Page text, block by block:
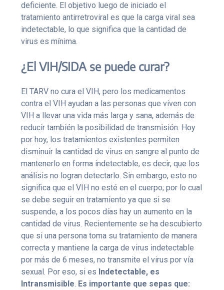
deficiente. El objetivo luego de iniciado el
tratamiento antirretroviral es que la carga viral sea
indetectable, lo que significa que la cantidad de
virus es mínima.
¿El VIH/SIDA se puede curar?
El TARV no cura el VIH, pero los medicamentos
contra el VIH ayudan a las personas que viven con
VIH a llevar una vida más larga y sana, además de
reducir también la posibilidad de transmisión. Hoy
por hoy, los tratamientos existentes permiten
disminuir la cantidad de virus en sangre al punto de
mantenerlo en forma indetectable, es decir, que los
análisis no logran detectarlo. Sin embargo, esto no
significa que el VIH no esté en el cuerpo; por lo cual
se debe seguir en tratamiento ya que si se
suspende, a los pocos días hay un aumento en la
cantidad de virus. Recientemente se ha descubierto
que si una persona toma su tratamiento de manera
correcta y mantiene la carga de virus indetectable
por más de 6 meses, no transmite el virus por vía
sexual. Por eso, si es Indetectable, es
Intransmisible. Es importante que sepas que: